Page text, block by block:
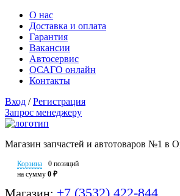
О нас
Доставка и оплата
Гарантия
Вакансии
Автосервис
ОСАГО онлайн
Контакты
Вход / Регистрация
Запрос менеджеру
Магазин запчастей и автотоваров №1 в
Корзина
0 позиций
на сумму 0 ₽
Магазин: +7 (3532) 422-844